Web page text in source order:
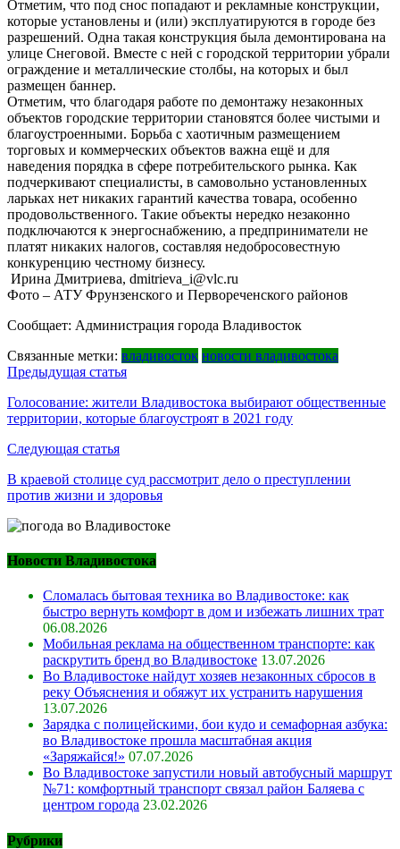
Отметим, что под снос попадают и рекламные конструкции,
которые установлены и (или) эксплуатируются в городе без
разрешений. Одна такая конструкция была демонтирована на
улице Снеговой. Вместе с ней с городской территории убрали
ограждение и металлические столбы, на которых и был
размещен баннер.
Отметим, что благодаря работе по демонтажу незаконных
объектов городские территории становятся более чистыми и
благоустроенными. Борьба с хаотичным размещением
торговых и коммерческих объектов важна ещё и для
наведения порядка в сфере потребительского рынка. Как
подчеркивают специалисты, в самовольно установленных
ларьках нет никаких гарантий качества товара, особенно
продовольственного. Такие объекты нередко незаконно
подключаются к энергоснабжению, а предприниматели не
платят никаких налогов, составляя недобросовестную
конкуренцию честному бизнесу.
Ирина Дмитриева, dmitrieva_i@vlc.ru
Фото – АТУ Фрунзенского и Первореченского районов
Сообщает: Администрация города Владивосток
Связанные метки: владивосток новости владивостока
Навигация
по
записям
Предыдущая статья
Голосование: жители Владивостока выбирают общественные
территории, которые благоустроят в 2021 году
Следующая статья
В краевой столице суд рассмотрит дело о преступлении
против жизни и здоровья
Новости Владивостока
Сломалась бытовая техника во Владивостоке: как
быстро вернуть комфорт в дом и избежать лишних трат
06.08.2026
Мобильная реклама на общественном транспорте: как
раскрутить бренд во Владивостоке 13.07.2026
Во Владивостоке найдут хозяев незаконных сбросов в
реку Объяснения и обяжут их устранить нарушения
13.07.2026
Зарядка с полицейскими, бои кудо и семафорная азбука:
во Владивостоке прошла масштабная акция
«Заряжайся!» 07.07.2026
Во Владивостоке запустили новый автобусный маршрут
№71: комфортный транспорт связал район Баляева с
центром города 23.02.2026
Рубрики